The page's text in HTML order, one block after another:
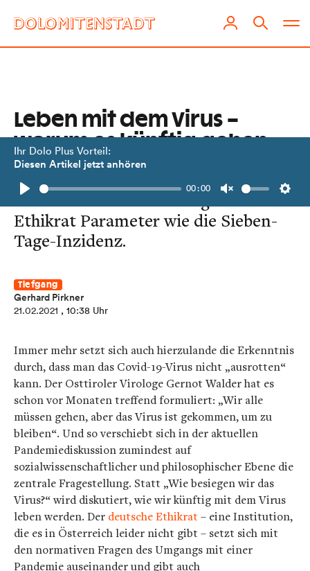
Ihr Dolo Plus Vorteil:
Diesen Artikel jetzt anhören
Play
00:00
Unmute
Leben mit dem Virus –
worum es künftig gehen
wird
In Deutschland hinterfragt der
Ethikrat Parameter wie die Sieben-
Tage-Inzidenz.
Tiefgang
Gerhard Pirkner
21.02.2021 , 10:38 Uhr
Immer mehr setzt sich auch hierzulande die Erkenntnis
durch, dass man das Covid-19-Virus nicht „ausrotten“
kann. Der Osttiroler Virologe Gernot Walder hat es
schon vor Monaten treffend formuliert: „Wir alle
müssen gehen, aber das Virus ist gekommen, um zu
bleiben“. Und so verschiebt sich in der aktuellen
Pandemiediskussion zumindest auf
sozialwissenschaftlicher und philosophischer Ebene die
zentrale Fragestellung. Statt „Wie besiegen wir das
Virus?“ wird diskutiert, wie wir künftig mit dem Virus
leben werden. Der deutsche Ethikrat– eine Institution,
die es in Österreich leider nicht gibt – setzt sich mit
den normativen Fragen des Umgangs mit einer
Pandemie auseinander und gibt auch